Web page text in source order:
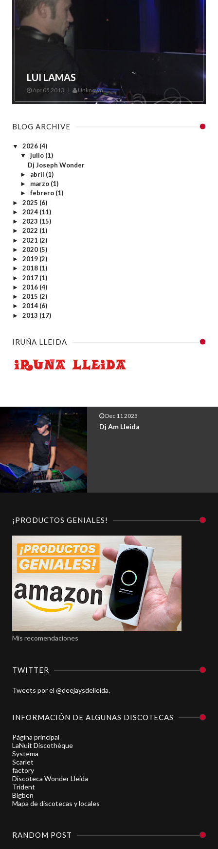
LUI LAMAS
Apr 05 2013 Unknown
BLOG ARCHIVE
▼ 2026 (4)
▼ julio (1)
Dj Joseph Wonder
► abril (1)
► marzo (1)
► febrero (1)
► 2025 (6)
► 2024 (11)
► 2023 (15)
► 2022 (1)
► 2021 (2)
► 2020 (5)
► 2019 (2)
► 2018 (1)
► 2017 (1)
► 2016 (4)
► 2015 (2)
► 2014 (6)
► 2013 (17)
IRUÑA LLEIDA
Dec 11 2025
Dj Am Lleida
¡PRODUCTOS GENIALES!
Mis recomendaciones
TWITTER
Tweets por el @deejaysdelleida.
INFORMACIÓN DE ALGUNAS DISCOTECAS
Página principal
LaNuit Discothèque
Systema
Scarlet
factory
Discoteca Wonder Lleida
Trident
Bigben
Mapa de discotecas y locales
RANDOM POST